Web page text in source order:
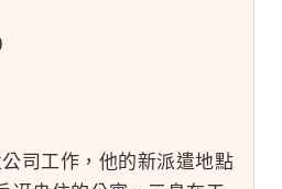
司工作，他的新派遣地點